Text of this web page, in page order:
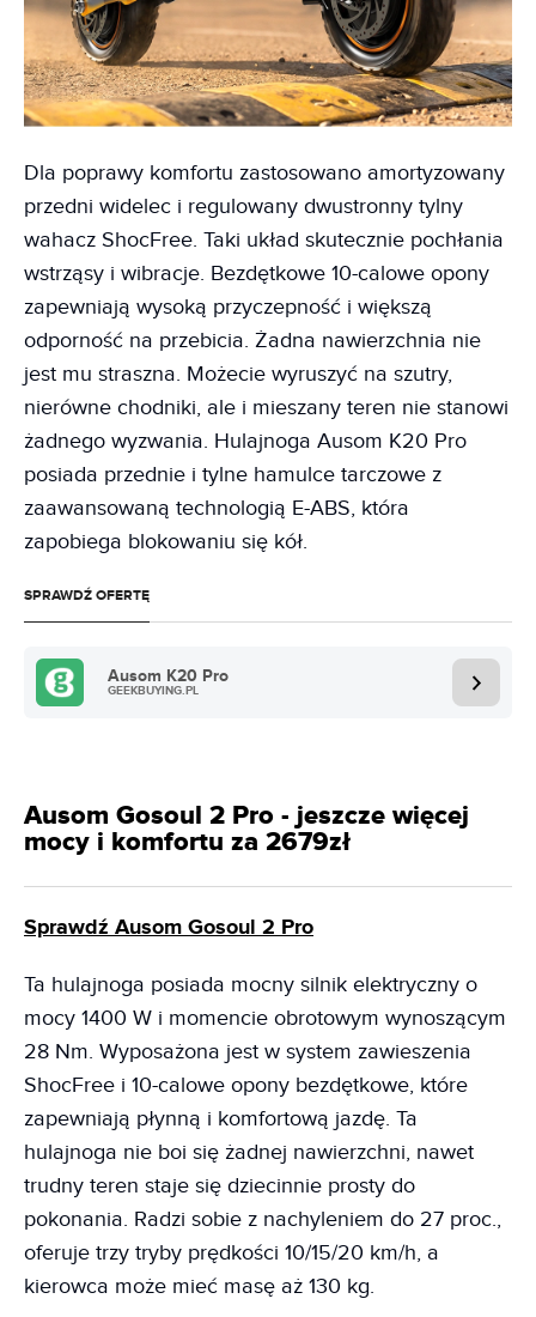
Dla poprawy komfortu zastosowano amortyzowany
przedni widelec i regulowany dwustronny tylny
wahacz ShocFree. Taki układ skutecznie pochłania
wstrząsy i wibracje. Bezdętkowe 10-calowe opony
zapewniają wysoką przyczepność i większą
odporność na przebicia. Żadna nawierzchnia nie
jest mu straszna. Możecie wyruszyć na szutry,
nierówne chodniki, ale i mieszany teren nie stanowi
żadnego wyzwania. Hulajnoga Ausom K20 Pro
posiada przednie i tylne hamulce tarczowe z
zaawansowaną technologią E-ABS, która
zapobiega blokowaniu się kół.
SPRAWDŹ OFERTĘ
Ausom K20 Pro
GEEKBUYING.PL
Ausom Gosoul 2 Pro - jeszcze więcej
mocy i komfortu za 2679zł
Sprawdź Ausom Gosoul 2 Pro
Ta hulajnoga posiada mocny silnik elektryczny o
mocy 1400 W i momencie obrotowym wynoszącym
28 Nm. Wyposażona jest w system zawieszenia
ShocFree i 10-calowe opony bezdętkowe, które
zapewniają płynną i komfortową jazdę. Ta
hulajnoga nie boi się żadnej nawierzchni, nawet
trudny teren staje się dziecinnie prosty do
pokonania. Radzi sobie z nachyleniem do 27 proc.,
oferuje trzy tryby prędkości 10/15/20 km/h, a
kierowca może mieć masę aż 130 kg.